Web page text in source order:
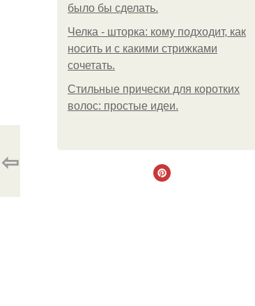
было бы сделать.
Челка - шторка: кому подходит, как
носить и с какими стрижками
сочетать.
Стильные прически для коротких
волос: простые идеи.
⇦